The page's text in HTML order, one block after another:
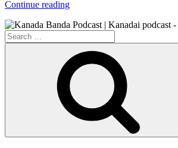
Continue reading“Kanada
–
Search
for: